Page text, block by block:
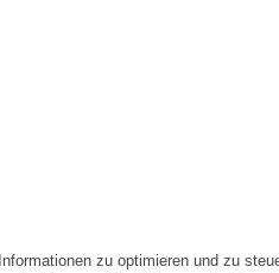
zu optimieren und zu